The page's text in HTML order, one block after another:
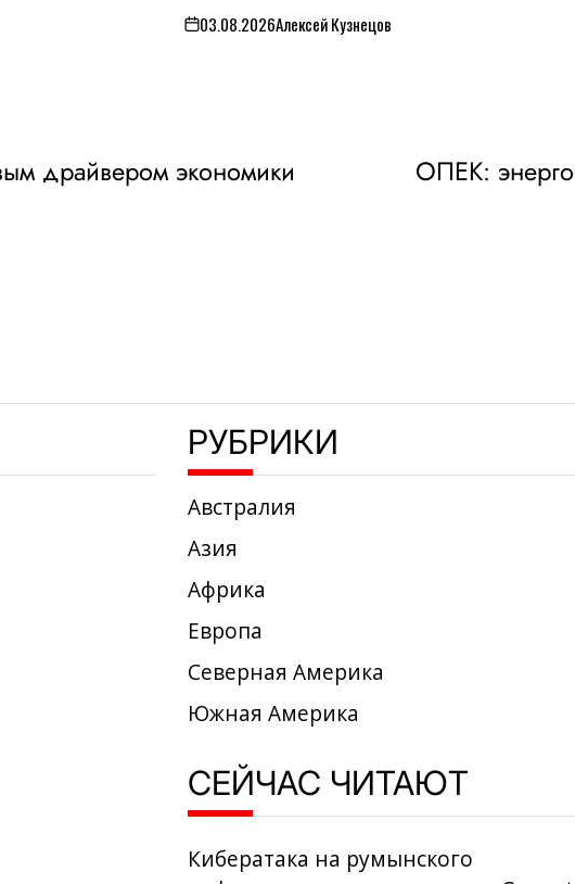
on03.08.2026Алексей Кузнецов
драйвером экономики
ОПЕК:
РУБРИКИ
Австралия
Азия
Африка
Европа
Северная Америка
Южная Америка
СЕЙЧАС ЧИТАЮТ
Кибератака на румынского